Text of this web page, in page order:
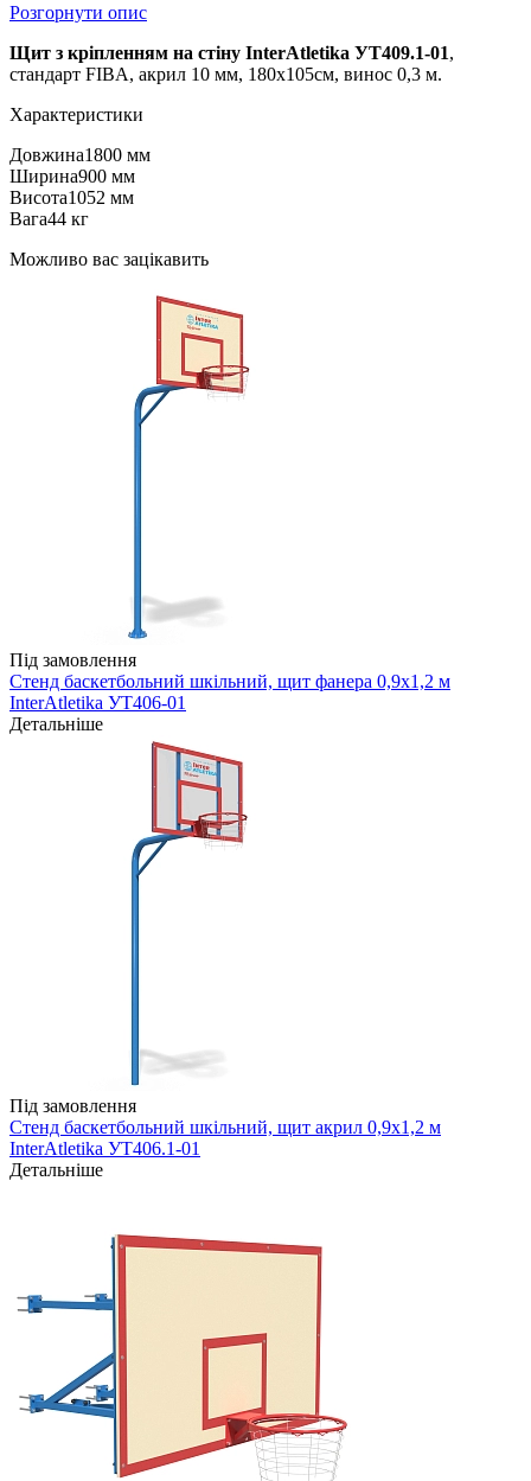
Розгорнути опис
Щит з кріпленням на стіну InterAtletika УТ409.1-01,
стандарт FIBA, акрил 10 мм, 180х105см, винос 0,3 м.
Характеристики
Довжина1800 мм
Ширина900 мм
Висота1052 мм
Вага44 кг
Можливо вас зацікавить
Під замовлення
Стенд баскетбольний шкільний, щит фанера 0,9х1,2 м
InterAtletika УТ406-01
Детальніше
Під замовлення
Стенд баскетбольний шкільний, щит акрил 0,9х1,2 м
InterAtletika УТ406.1-01
Детальніше